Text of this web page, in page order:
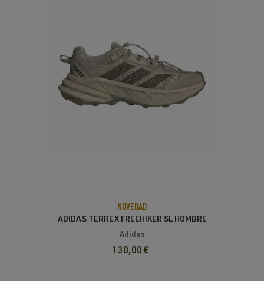
NOVEDAD
ADIDAS TERREX FREEHIKER SL HOMBRE
KHAKI THREE/ SIX/ GREEN
Adidas
130,00 €